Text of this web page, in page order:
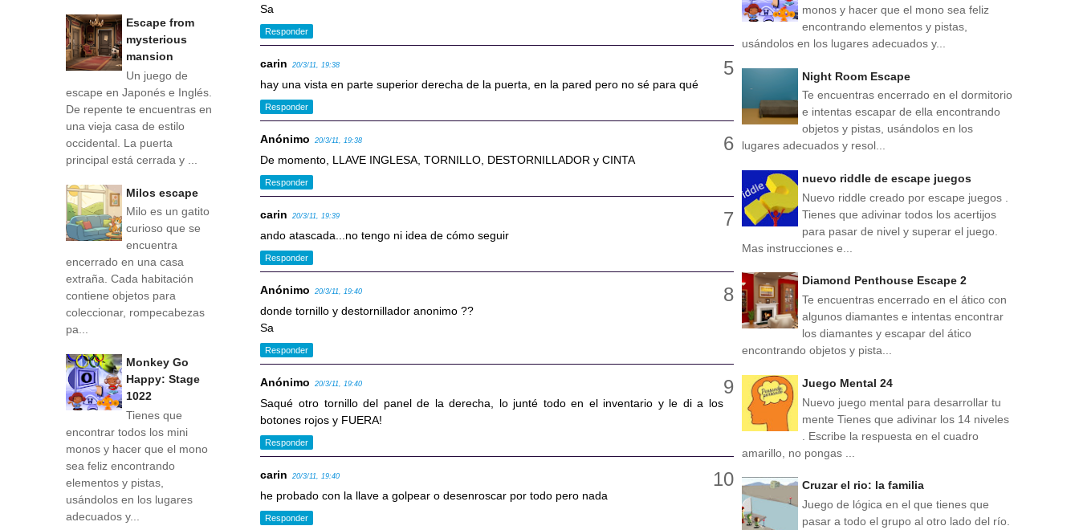
Sa
Responder
carin 20/3/11, 19:38
hay una vista en parte superior derecha de la puerta, en la pared pero no sé para qué
Responder
Anónimo 20/3/11, 19:38
De momento, LLAVE INGLESA, TORNILLO, DESTORNILLADOR y CINTA
Responder
carin 20/3/11, 19:39
ando atascada...no tengo ni idea de cómo seguir
Responder
Anónimo 20/3/11, 19:40
donde tornillo y destornillador anonimo ??
Sa
Responder
Anónimo 20/3/11, 19:40
Saqué otro tornillo del panel de la derecha, lo junté todo en el inventario y le di a los
botones rojos y FUERA!
Responder
carin 20/3/11, 19:40
he probado con la llave a golpear o desenroscar por todo pero nada
Responder
Escape from
mysterious
mansion
Un juego de
escape en Japonés e Inglés.
De repente te encuentras en
una vieja casa de estilo
occidental. La puerta
principal está cerrada y ...
Milos escape
Milo es un gatito
curioso que se
encuentra
encerrado en una casa
extraña. Cada habitación
contiene objetos para
coleccionar, rompecabezas
pa...
Monkey Go
Happy: Stage
1022
Tienes que
encontrar todos los mini
monos y hacer que el mono
sea feliz encontrando
elementos y pistas,
usándolos en los lugares
adecuados y...
monos y hacer que el mono sea feliz
encontrando elementos y pistas,
usándolos en los lugares adecuados y...
Night Room Escape
Te encuentras encerrado en el dormitorio
e intentas escapar de ella encontrando
objetos y pistas, usándolos en los
lugares adecuados y resol...
nuevo riddle de escape juegos
Nuevo riddle creado por escape juegos .
Tienes que adivinar todos los acertijos
para pasar de nivel y superar el juego.
Mas instrucciones e...
Diamond Penthouse Escape 2
Te encuentras encerrado en el ático con
algunos diamantes e intentas encontrar
los diamantes y escapar del ático
encontrando objetos y pista...
Juego Mental 24
Nuevo juego mental para desarrollar tu
mente Tienes que adivinar los 14 niveles
. Escribe la respuesta en el cuadro
amarillo, no pongas ...
Cruzar el rio: la familia
Juego de lógica en el que tienes que
pasar a todo el grupo al otro lado del río.